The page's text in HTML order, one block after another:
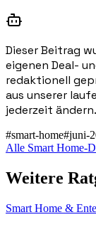
Dieser Beitrag
eigenen Deal-
redaktionell
aus unserer
jederzeit ändern.
#smart-home#juni-
Alle Smart Home-
Weitere
Smart Home &